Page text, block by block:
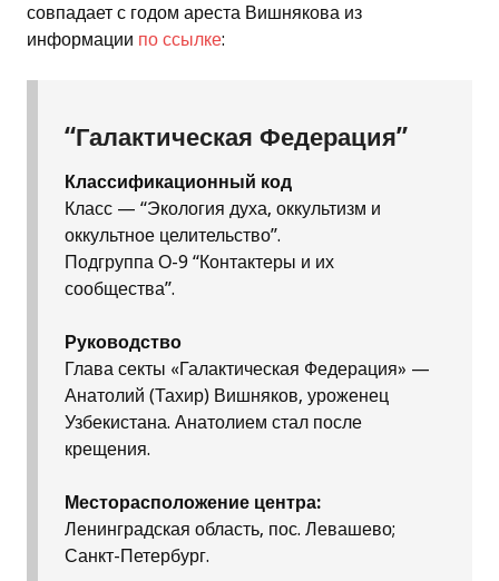
совпадает с годом ареста Вишнякова из
информации по ссылке:
“Галактическая Федерация”
Классификационный код
Класс — “Экология духа, оккультизм и
оккультное целительство”.
Подгруппа О-9 “Контактеры и их
сообщества”.
Руководство
Глава секты «Галактическая Федерация» —
Анатолий (Тахир) Вишняков, уроженец
Узбекистана. Анатолием стал после
крещения.
Месторасположение центра:
Ленинградская область, пос. Левашево;
Санкт-Петербург.